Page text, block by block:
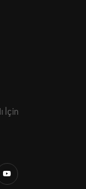
İçin